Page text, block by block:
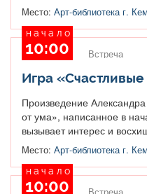
Место: Арт-библиотека г.
начало
10:00 Встреча
Игра
Произведение
от ума», написанное в
вызывает интерес и
Место: Арт-библиотека г.
начало
10:00